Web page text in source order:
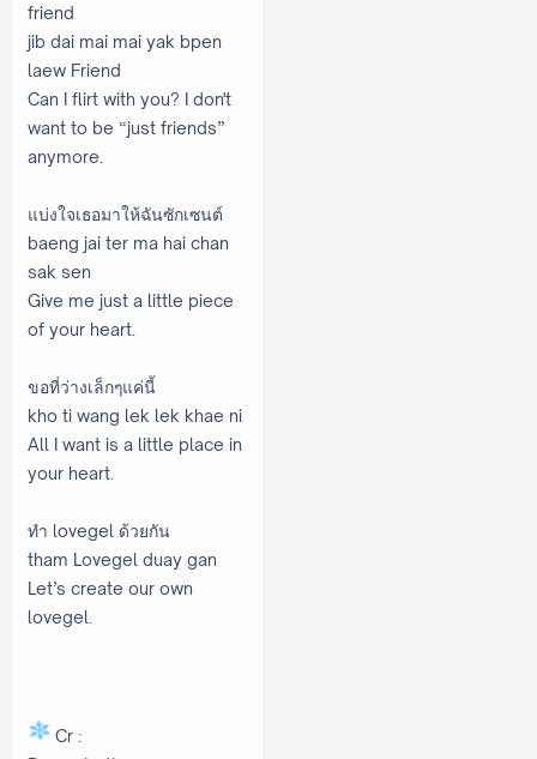
friend
jib dai mai mai yak bpen
laew Friend
Can I flirt with you? I don't
want to be “just friends”
anymore.
แบ่งใจเธอมาให้ฉันซักเซนต์
baeng jai ter ma hai chan
sak sen
Give me just a little piece
of your heart.
ขอที่ว่างเล็กๆแค่นี้
kho ti wang lek lek khae ni
All I want is a little place in
your heart.
ทำ lovegel ด้วยกัน
tham Lovegel duay gan
Let’s create our own
lovegel.
Cr :